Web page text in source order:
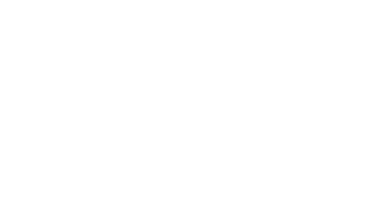
mampu memikirkan masa depan